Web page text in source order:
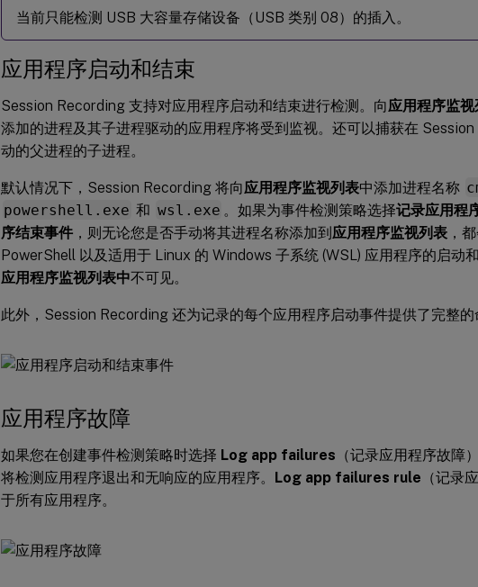
当前只能检测 USB 大容量存储设备（USB 类别 08）的插入。
应用程序启动和结束
Session Recording 支持对应用程序启动和结束进行检测。向应用程序监视
添加的进程及其子进程驱动的应用程序将受到监视。还可以捕获在
动的父进程的子进程。
默认情况下，Session Recording 将向应用程序监视列表中添加进程名称
powershell.exe 和 wsl.exe 。如果为事件检测策略选择记录应用程
序结束事件 ，则无论您是否手动将其进程名称添加到应用程序监视列表 ，
PowerShell 以及适用于 Linux 的 Windows 子系统 (WSL) 应用程序的启动
应用程序监视列表中不可见。
此外，Session Recording 还为记录的每个应用程序启动事件提供了完整的
应用程序故障
如果您在创建事件检测策略时选择 Log app failures （记录应用程序故障
将检测应用程序退出和无响应的应用程序。 Log app failures rule （记录
于所有应用程序。